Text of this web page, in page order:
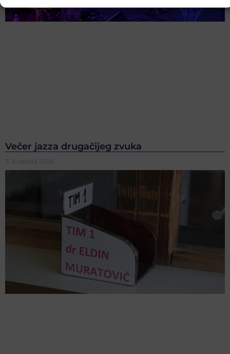
Večer jazza drugačijeg zvuka
7. Augusta 2026.